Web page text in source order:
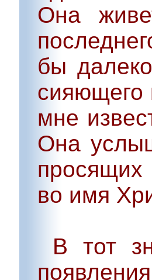
Она
бы
сияющего
мне
Она
во имя
В тот